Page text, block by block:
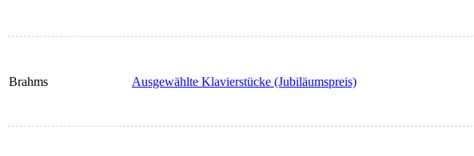
Brahms Ausgewählte Klavierstücke (Jubiläumspreis)